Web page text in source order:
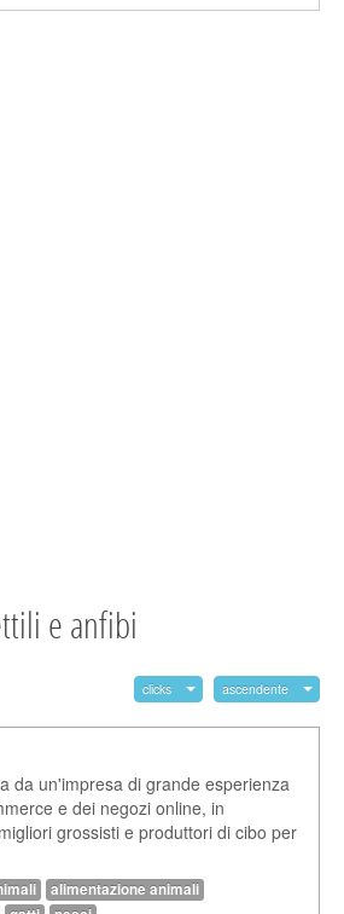
e anfibi
clicks ascendente
da un'impresa di grande esperienza
e dei negozi online, in
grossisti e produttori di cibo per
alimentazione animali